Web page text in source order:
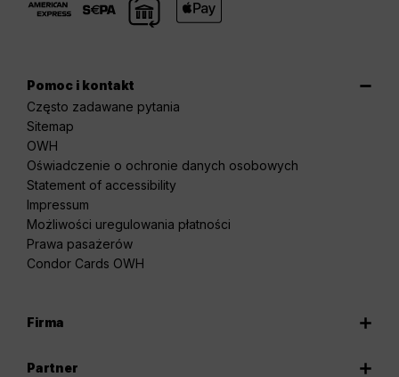
Pomoc i kontakt
Często zadawane pytania
Sitemap
OWH
Oświadczenie o ochronie danych osobowych
Statement of accessibility
Impressum
Możliwości uregulowania płatności
Prawa pasażerów
Condor Cards OWH
Firma
Partner